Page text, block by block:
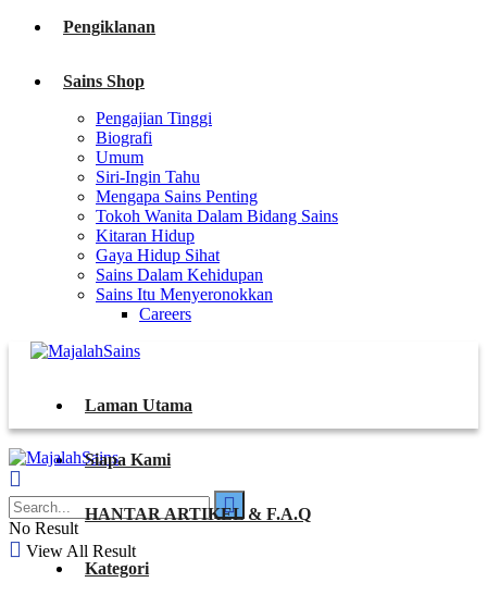
Pengiklanan
Sains Shop
Pengajian Tinggi
Biografi
Umum
Siri-Ingin Tahu
Mengapa Sains Penting
Tokoh Wanita Dalam Bidang Sains
Kitaran Hidup
Gaya Hidup Sihat
Sains Dalam Kehidupan
Sains Itu Menyeronokkan
Careers
Laman Utama
Siapa Kami
HANTAR ARTIKEL & F.A.Q
Kategori
No Result
View All Result